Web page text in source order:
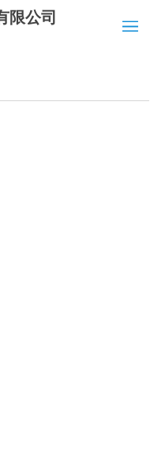
限公司